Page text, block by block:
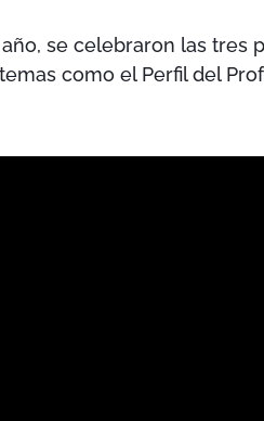
se celebraron las tres
como el Perfil del